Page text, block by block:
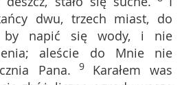
dwu, trzech miast, do
by napić się wody, i nie
aleście do Mnie nie
Pana. 9 Karałem was